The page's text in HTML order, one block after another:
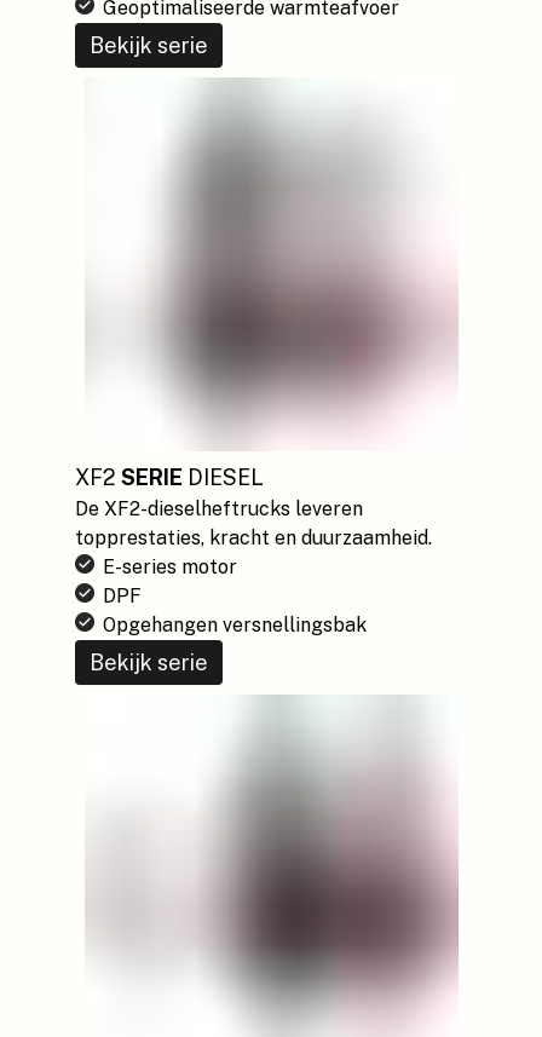
Geoptimaliseerde warmteafvoer
Bekijk serie
XF2 SERIE DIESEL
De XF2-dieselheftrucks leveren
topprestaties, kracht en duurzaamheid.
E-series motor
DPF
Opgehangen versnellingsbak
Bekijk serie